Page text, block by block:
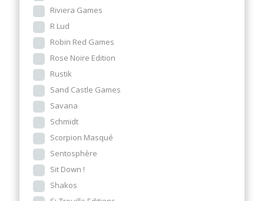
Riviera Games
R Lud
Robin Red Games
Rose Noire Edition
Rustik
Sand Castle Games
Savana
Schmidt
Scorpion Masqué
Sentosphère
Sit Down !
Shakos